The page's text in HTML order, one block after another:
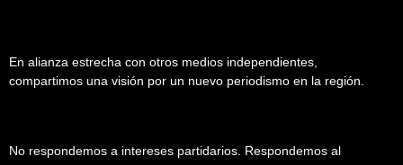
En alianza estrecha con otros medios independientes,
compartimos una visión por un nuevo periodismo en la región.
No respondemos a intereses partidarios. Respondemos al